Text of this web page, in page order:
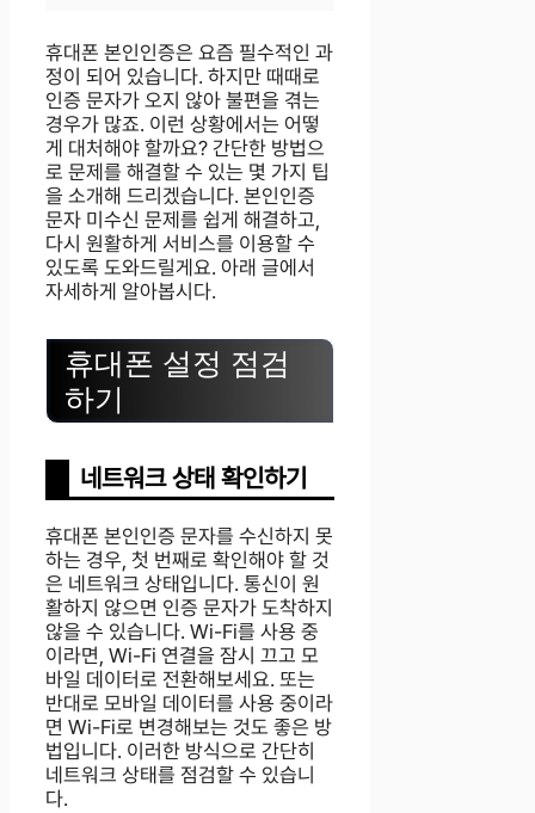
휴대폰 본인인증은 요즘 필수적인 과
정이 되어 있습니다. 하지만 때때로
인증 문자가 오지 않아 불편을 겪는
경우가 많죠. 이런 상황에서는 어떻
게 대처해야 할까요? 간단한 방법으
로 문제를 해결할 수 있는 몇 가지 팁
을 소개해 드리겠습니다. 본인인증
문자 미수신 문제를 쉽게 해결하고,
다시 원활하게 서비스를 이용할 수
있도록 도와드릴게요. 아래 글에서
자세하게 알아봅시다.
휴대폰 설정 점검
하기
네트워크 상태 확인하기
휴대폰 본인인증 문자를 수신하지 못
하는 경우, 첫 번째로 확인해야 할 것
은 네트워크 상태입니다. 통신이 원
활하지 않으면 인증 문자가 도착하지
않을 수 있습니다. Wi-Fi를 사용 중
이라면, Wi-Fi 연결을 잠시 끄고 모
바일 데이터로 전환해보세요. 또는
반대로 모바일 데이터를 사용 중이라
면 Wi-Fi로 변경해보는 것도 좋은 방
법입니다. 이러한 방식으로 간단히
네트워크 상태를 점검할 수 있습니
다.